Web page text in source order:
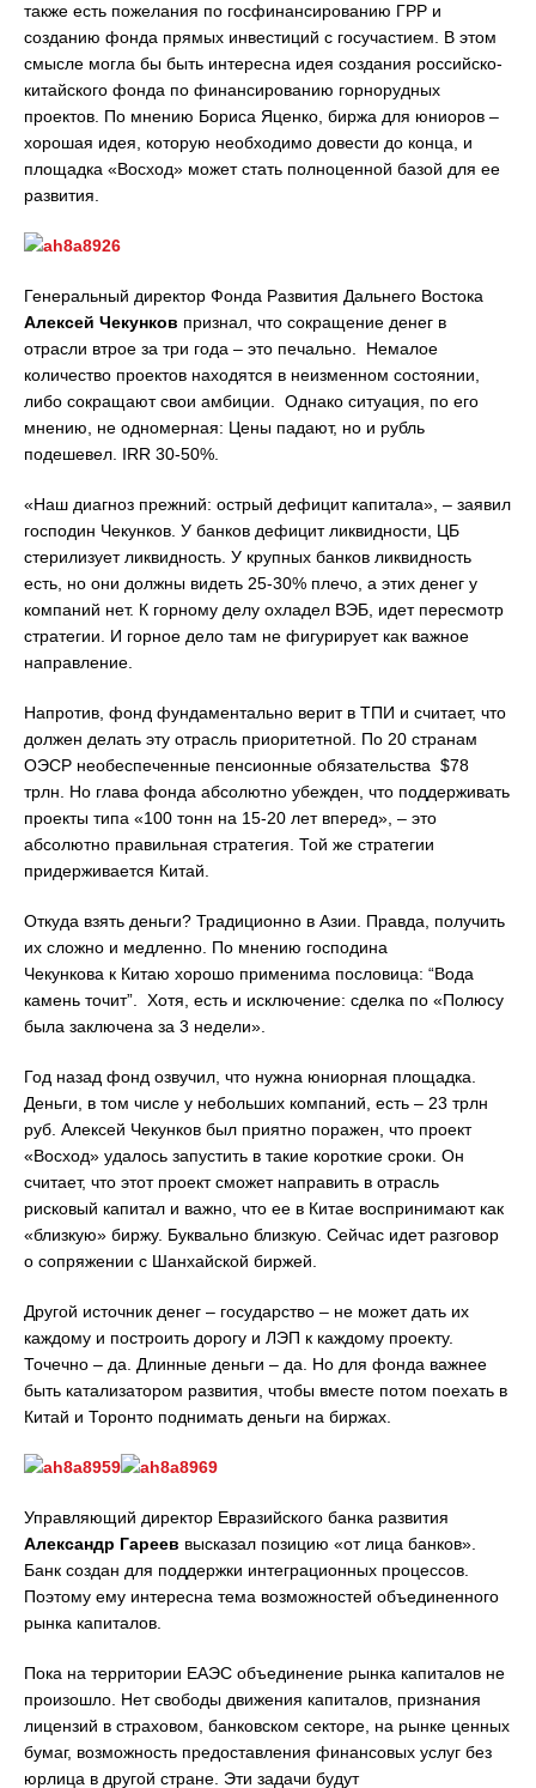
также есть пожелания по госфинансированию ГРР и
созданию фонда прямых инвестиций с госучастием. В этом
смысле могла бы быть интересна идея создания российско-
китайского фонда по финансированию горнорудных
проектов. По мнению Бориса Яценко, биржа для юниоров –
хорошая идея, которую необходимо довести до конца, и
площадка «Восход» может стать полноценной базой для ее
развития.
Генеральный директор Фонда Развития Дальнего Востока
Алексей Чекунков признал, что сокращение денег в
отрасли втрое за три года – это печально. Немалое
количество проектов находятся в неизменном состоянии,
либо сокращают свои амбиции. Однако ситуация, по его
мнению, не одномерная: Цены падают, но и рубль
подешевел. IRR 30-50%.
«Наш диагноз прежний: острый дефицит капитала», – заявил
господин Чекунков. У банков дефицит ликвидности, ЦБ
стерилизует ликвидность. У крупных банков ликвидность
есть, но они должны видеть 25-30% плечо, а этих денег у
компаний нет. К горному делу охладел ВЭБ, идет пересмотр
стратегии. И горное дело там не фигурирует как важное
направление.
Напротив, фонд фундаментально верит в ТПИ и считает, что
должен делать эту отрасль приоритетной. По 20 странам
ОЭСР необеспеченные пенсионные обязательства $78
трлн. Но глава фонда абсолютно убежден, что поддерживать
проекты типа «100 тонн на 15-20 лет вперед», – это
абсолютно правильная стратегия. Той же стратегии
придерживается Китай.
Откуда взять деньги? Традиционно в Азии. Правда, получить
их сложно и медленно. По мнению господина
Чекункова к Китаю хорошо применима пословица: “Вода
камень точит”. Хотя, есть и исключение: сделка по «Полюсу
была заключена за 3 недели».
Год назад фонд озвучил, что нужна юниорная площадка.
Деньги, в том числе у небольших компаний, есть – 23 трлн
руб. Алексей Чекунков был приятно поражен, что проект
«Восход» удалось запустить в такие короткие сроки. Он
считает, что этот проект сможет направить в отрасль
рисковый капитал и важно, что ее в Китае воспринимают как
«близкую» биржу. Буквально близкую. Сейчас идет разговор
о сопряжении с Шанхайской биржей.
Другой источник денег – государство – не может дать их
каждому и построить дорогу и ЛЭП к каждому проекту.
Точечно – да. Длинные деньги – да. Но для фонда важнее
быть катализатором развития, чтобы вместе потом поехать в
Китай и Торонто поднимать деньги на биржах.
Управляющий директор Евразийского банка развития
Александр Гареев высказал позицию «от лица банков».
Банк создан для поддержки интеграционных процессов.
Поэтому ему интересна тема возможностей объединенного
рынка капиталов.
Пока на территории ЕАЭС объединение рынка капиталов не
произошло. Нет свободы движения капиталов, признания
лицензий в страховом, банковском секторе, на рынке ценных
бумаг, возможность предоставления финансовых услуг без
юрлица в другой стране. Эти задачи будут